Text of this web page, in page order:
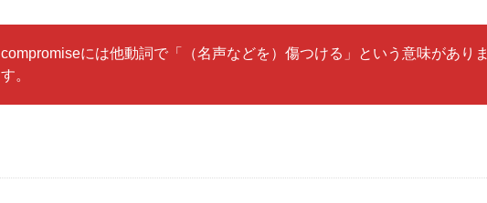
compromiseには他動詞で「（名声などを）傷つける」という意味がありま
す。